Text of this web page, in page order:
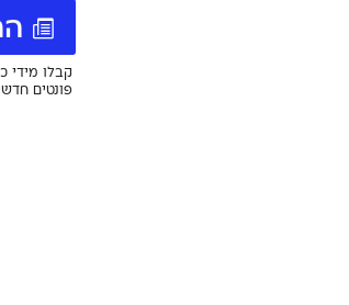
קבלו מידי
פונטים